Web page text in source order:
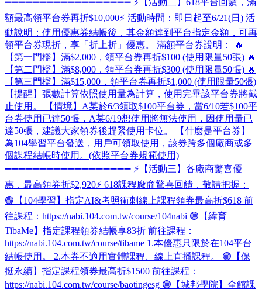
額最高領平台券再折$10,000⚡ 活動時間：即日起至6/21(日) 活
動說明：使用優惠券結帳後，其金額達到平台指定金額，可再
領平台券現折，享「折上折」優惠。 滿額平台券說明： 🔥
【第一門檻】滿$2,000，領平台券再折$100 (使用限量50張) 🔥
【第二門檻】滿$8,000，領平台券再折$300 (使用限量50張) 🔥
【第三門檻】滿$15,000，領平台券再折$1,000 (使用限量50張)
【提醒】張數計算依照使用量為計算，使用完畢該平台券將截
止使用。 【情境】A某於6/3領取$100平台券，當6/10若$100平
台券使用已達50張，A某6/19想使用將無法使用，因使用量已
達50張，建議大家領券後趕緊使用卡位。 【什麼是平台券】
為104學習平台發送，用戶可領取使用，該券跨多個廠商或多
個課程結帳時使用。(依照平台券規範使用)
➖➖➖➖➖➖➖➖➖➖➖➖➖➖➖➖➖➖ ⚡【活動三】各廠商驚喜優
惠，最高領券折$2,920⚡ 618課程廠商驚喜回饋，敬請把握：
🟢【104學習】指定AI&考照衝刺線上課程領券最高折$618 前
往課程：https://nabi.104.com.tw/course/104nabi 🟢【緯育
TibaMe】指定課程領券結帳享83折 前往課程：
https://nabi.104.com.tw/course/tibame 1.本優惠只限於在104平台
結帳使用。 2.本券不適用實體課程、線上直播課程。 🟢【保
挺永續】指定課程領券最高折$1500 前往課程：
https://nabi.104.com.tw/course/baotingesg 🟢【城邦學院】全館課